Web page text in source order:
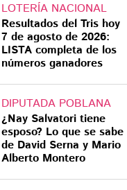
LOTERÍA NACIONAL
Resultados del Tris hoy
7 de agosto de 2026:
LISTA completa de los
números ganadores
DIPUTADA POBLANA
¿Nay Salvatori tiene
esposo? Lo que se sabe
de David Serna y Mario
Alberto Montero